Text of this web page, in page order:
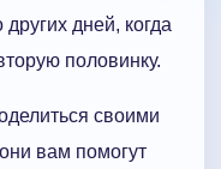
дней, когда
половинку.
своими
вам помогут